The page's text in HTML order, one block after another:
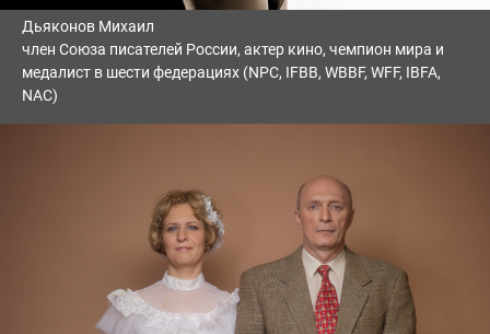
Дьяконов Михаил
член Союза писателей России, актер кино, чемпион мира и
медалист в шести федерациях (NPC, IFBB, WBBF, WFF, IBFA,
NAC)